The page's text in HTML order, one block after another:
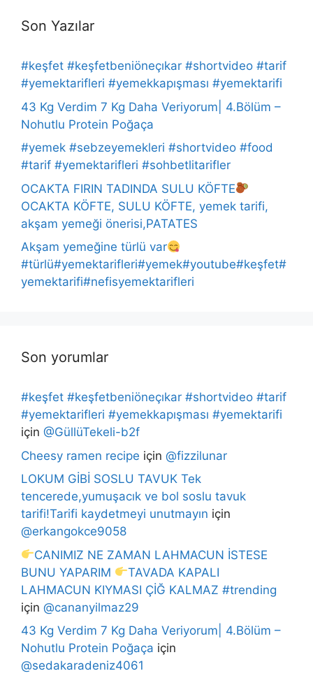
Son Yazılar
#keşfet #keşfetbeniöneçıkar #shortvideo #tarif
#yemektarifleri #yemekkapışması #yemektarifi
43 Kg Verdim 7 Kg Daha Veriyorum| 4.Bölüm –
Nohutlu Protein Poğaça
#yemek #sebzeyemekleri #shortvideo #food
#tarif #yemektarifleri #sohbetlitarifler
OCAKTA FIRIN TADINDA SULU KÖFTE
OCAKTA KÖFTE, SULU KÖFTE, yemek tarifi,
akşam yemeği önerisi,PATATES
Akşam yemeğine türlü var
#türlü#yemektarifleri#yemek#youtube#keşfet#
yemektarifi#nefisyemektarifleri
Son yorumlar
#keşfet #keşfetbeniöneçıkar #shortvideo #tarif
#yemektarifleri #yemekkapışması #yemektarifi
için @GüllüTekeli-b2f
Cheesy ramen recipe için @fizzilunar
LOKUM GİBİ SOSLU TAVUK Tek
tencerede,yumuşacık ve bol soslu tavuk
tarifi!Tarifi kaydetmeyi unutmayın için
@erkangokce9058
CANIMIZ NE ZAMAN LAHMACUN İSTESE
BUNU YAPARIM
TAVADA KAPALI
LAHMACUN KIYMASI ÇİĞ KALMAZ #trending
için @cananyilmaz29
43 Kg Verdim 7 Kg Daha Veriyorum| 4.Bölüm –
Nohutlu Protein Poğaça için
@sedakaradeniz4061